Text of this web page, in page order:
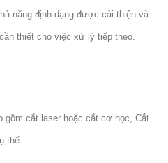
năng định dạng được cải thiện và
thiết cho việc xử lý tiếp theo.
gồm cắt laser hoặc cắt cơ học, Cắt
thể.